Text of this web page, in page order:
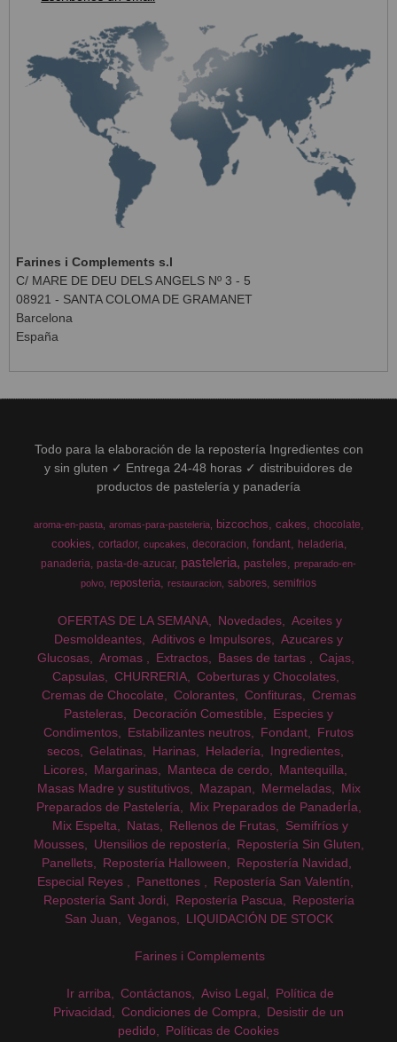
Farines i Complements s.l
C/ MARE DE DEU DELS ANGELS Nº 3 - 5
08921 - SANTA COLOMA DE GRAMANET
Barcelona
España
Todo para la elaboración de la repostería Ingredientes con
y sin gluten ✓ Entrega 24-48 horas ✓ distribuidores de
productos de pastelería y panadería
aroma-en-pasta aromas-para-pasteleria bizcochos cakes chocolate
cookies cortador cupcakes decoracion fondant
heladeria
panaderia pasta-de-azucar pasteleria pasteles
preparado-en-
polvo
reposteria restauracion sabores semifrios
OFERTAS DE LA SEMANA Novedades
Aceites y
Desmoldeantes
Aditivos e Impulsores
Azucares y
Glucosas
Aromas Extractos Bases de tartas
Cajas
Capsulas
CHURRERIA
Coberturas y Chocolates
Cremas de Chocolate
Colorantes Confituras
Cremas
Pasteleras
Decoración Comestible
Especies y
Condimentos
Estabilizantes neutros Fondant
Frutos
secos
Gelatinas Harinas Heladería
Ingredientes
Licores
Margarinas Manteca de cerdo
Mantequilla
Masas Madre y sustitutivos
Mazapan Mermeladas
Mix
Preparados de Pastelería
Mix Preparados de PanaderÍa
Mix Espelta
Natas Rellenos de Frutas
Semifríos y
Mousses
Utensilios de repostería
Repostería Sin Gluten
Panellets
Repostería Halloween
Repostería Navidad
Especial Reyes
Panettones
Repostería San Valentín
Repostería Sant Jordi
Repostería Pascua
Repostería
San Juan
Veganos LIQUIDACIÓN DE STOCK
Farines i Complements
Ir arriba Contáctanos Aviso Legal
Política de
Privacidad
Condiciones de Compra
Desistir de un
pedido
Políticas de Cookies